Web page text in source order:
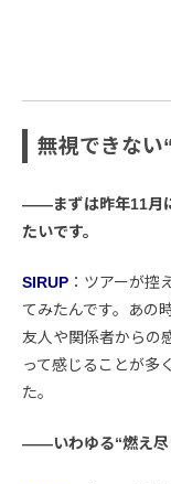
無視できな
――まずは昨年11月
たいです。
SIRUP ：ツアーが控
てみたんです。あの
友人や関係者からの
って感じることが多
た。
――いわゆる“燃え尽